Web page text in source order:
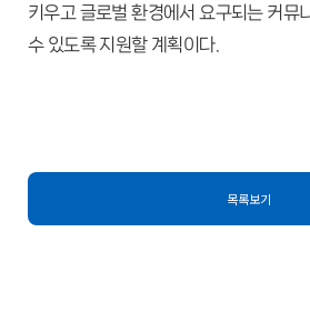
키우고 글로벌 환경에서 요구되는 커뮤
수 있도록 지원할 계획이다.
목록보기